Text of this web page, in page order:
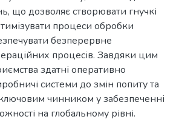
що дозволяє створювати гнучкі
процеси обробки
безперервне
процесів. Завдяки цим
здатні оперативно
системи до змін попиту та
чинником у забезпеченні
на глобальному рівні.